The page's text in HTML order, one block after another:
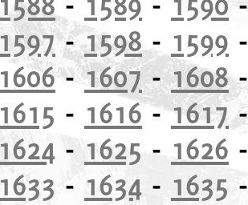
1597-1598- 1599
1606-1607-1608
1615 - 1616-1617
1624 - 1625 - 1626
1633 - 1634 - 1635